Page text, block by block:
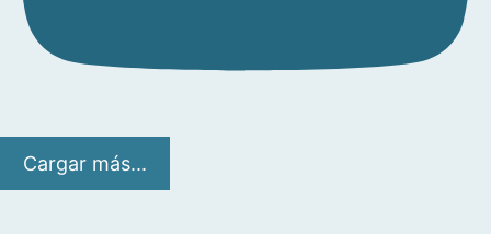
Cargar más...